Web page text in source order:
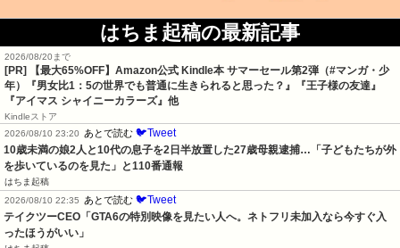
はちま起稿の最新記事
2026/08/20まで
[PR]
【最大65%OFF】Amazon公式 Kindle本 サマーセール第2弾（#マンガ・少
年）『男女比1：5の世界でも普通に生きられると思った？』『王子様の友達』
『アイマス シャイニーカラーズ』他
Kindleストア
2026/08/10 23:20
あとで読む 🐦Tweet
10歳未満の娘2人と10代の息子を2日半放置した27歳母親逮捕…「子どもたちが外
を歩いているのを見た」と110番通報
はちま起稿
2026/08/10 22:35
あとで読む 🐦Tweet
テイクツーCEO「GTA6の特別映像を見たい人へ。ネトフリ未加入なら今すぐ入
ったほうがいい」